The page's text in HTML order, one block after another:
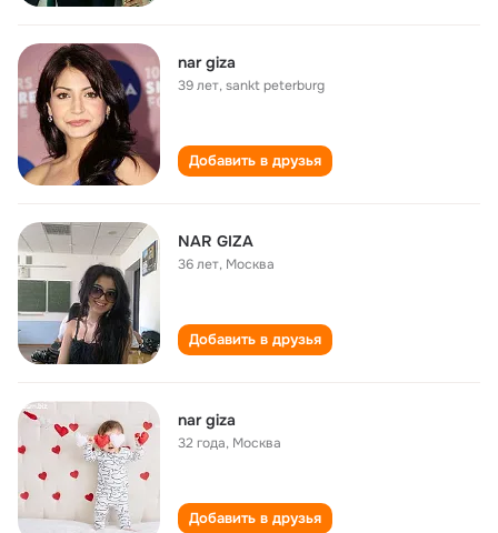
nar giza
39 лет,sankt peterburg
Добавить в друзья
NAR GIZA
36 лет, Москва
Добавить в друзья
nar giza
32 года, Москва
Добавить в друзья